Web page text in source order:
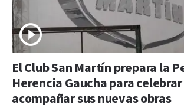
El Club San Martín prepara la
Herencia Gaucha para
acompañar sus nuevas obras